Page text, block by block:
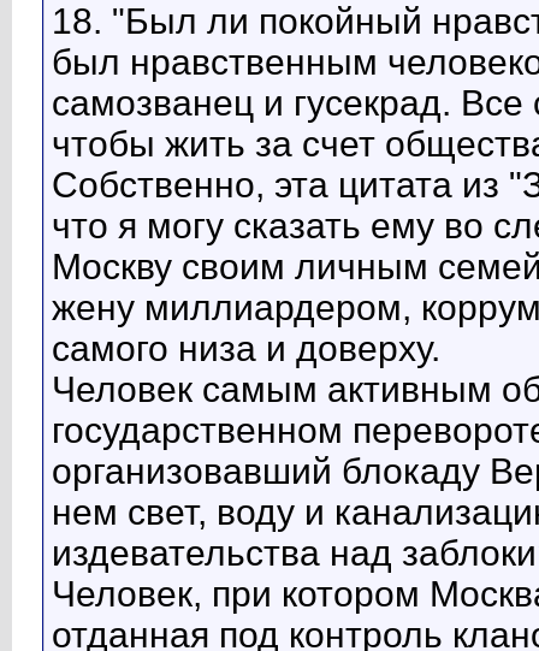
18. "Был ли покойный
был нравственным
самозванец и гусекрад.
чтобы жить за счет
Собственно, эта цитата из
что я могу сказать ему во
Москву своим личным
жену миллиардером,
самого низа и доверху.
Человек самым активным
государственном
организовавший блокаду
нем свет, воду и
издевательства над
Человек, при котором
отданная под контроль